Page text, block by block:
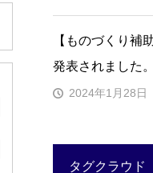
【ものづくり補
発表されました
2024年1月28日
タグクラウド